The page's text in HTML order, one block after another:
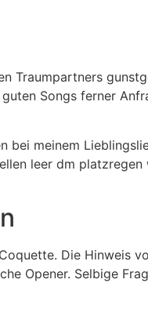
Traumpartners
Songs ferner
bei meinem
leer dm platzregen
Die Hinweis
Opener. Selbige